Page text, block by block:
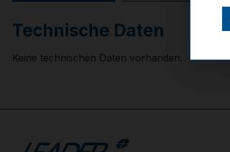
Technische Daten
Keine technischen Daten vorhanden.